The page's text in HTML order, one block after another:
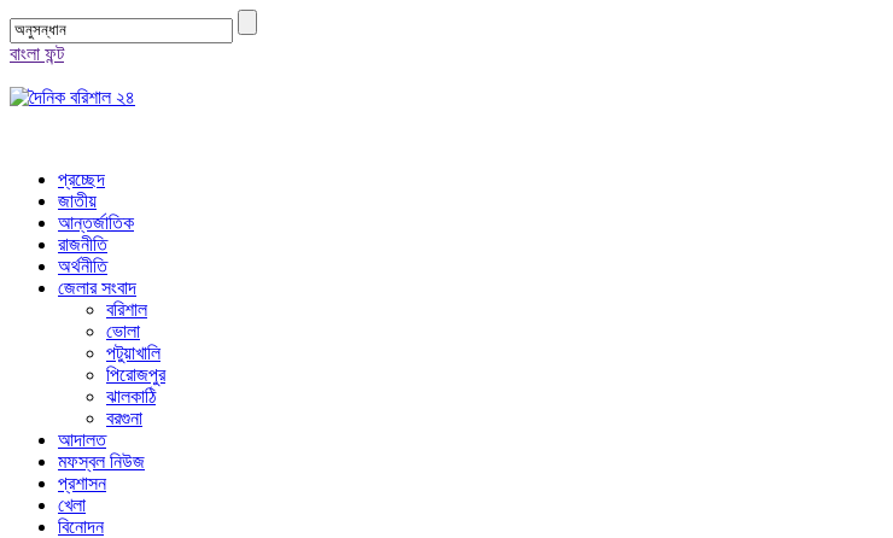
বাংলা ফন্ট
প্রচ্ছেদ
জাতীয়
আন্তর্জাতিক
রাজনীতি
অর্থনীতি
জেলার সংবাদ
বরিশাল
ভোলা
পটুয়াখালি
পিরোজপুর
ঝালকাঠি
বরগুনা
আদালত
মফস্বল নিউজ
প্রশাসন
খেলা
বিনোদন